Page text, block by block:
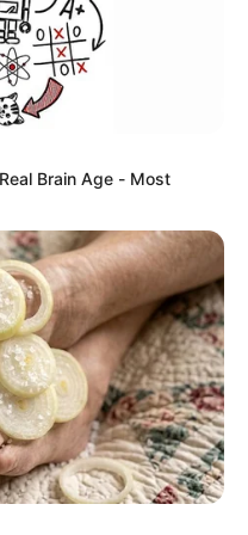
de Valeria
y logo de la Interpol.
Interpol emite circular
Brain Age - Most